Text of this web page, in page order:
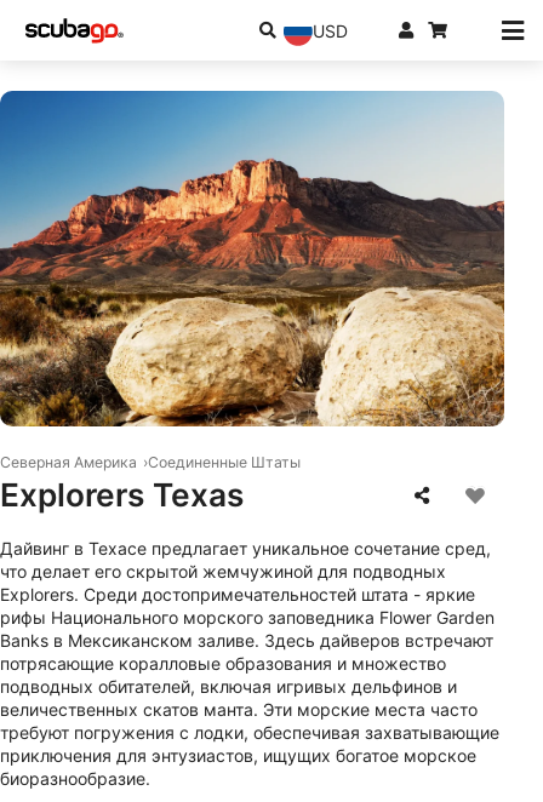
USD
Северная Америка Соединенные Штаты
Explorers Texas
Дайвинг в Техасе предлагает уникальное сочетание сред,
что делает его скрытой жемчужиной для подводных
Explorers. Среди достопримечательностей штата - яркие
рифы Национального морского заповедника Flower Garden
Banks в Мексиканском заливе. Здесь дайверов встречают
потрясающие коралловые образования и множество
подводных обитателей, включая игривых дельфинов и
величественных скатов манта. Эти морские места часто
требуют погружения с лодки, обеспечивая захватывающие
приключения для энтузиастов, ищущих богатое морское
биоразнообразие.